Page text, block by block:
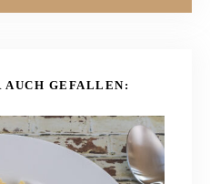
AUCH GEFALLEN: